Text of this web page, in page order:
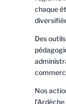
chaque
Des
Nos